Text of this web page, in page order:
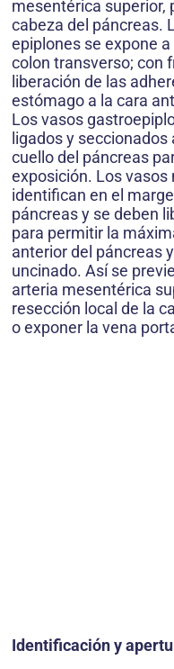
mesentérica superior,
cabeza del páncreas.
epiplones se expone
colon transverso; con
liberación de las
estómago a la cara
Los vasos
ligados y seccionados
cuello del páncreas
exposición. Los
identifican en el
páncreas y se deben
para permitir la
anterior del páncreas
uncinado. Así se
arteria mesentérica
resección local de la
o exponer la vena
Identificación y